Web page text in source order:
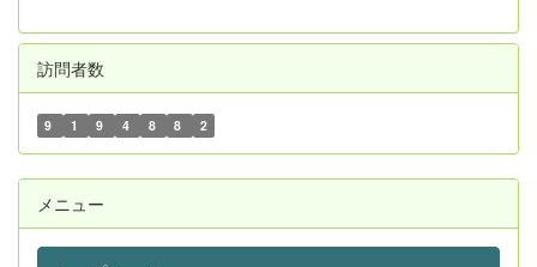
訪問者数
9 1 9 4 8 8 2
メニュー